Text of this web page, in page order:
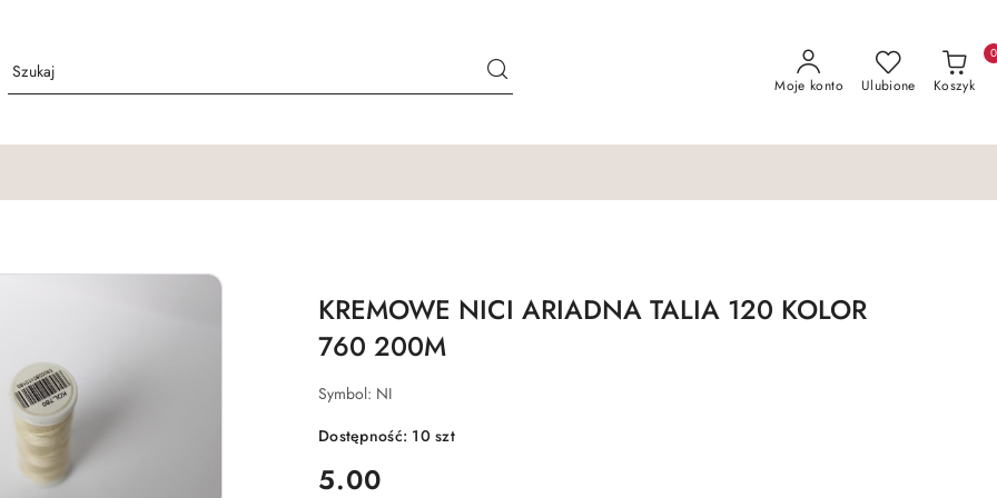
Moje konto Ulubione Koszyk
0
KREMOWE NICI ARIADNA TALIA 120 KOLOR
760 200M
Symbol: NI
Dostępność: 10szt
cena:
5.00